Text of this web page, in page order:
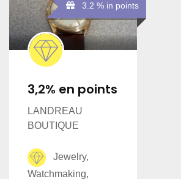
3.2 % in points
3,2% en points
LANDREAU
BOUTIQUE
Jewelry,
Watchmaking,